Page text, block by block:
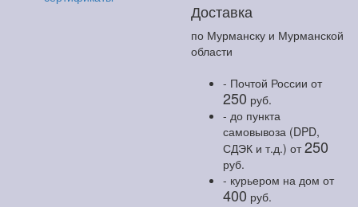
Доставка
по Мурманску и Мурманской
области
- Почтой России от
250 руб.
- до пункта
самовывоза (DPD,
СДЭК и т.д.) от250
руб.
- курьером на дом от
400 руб.